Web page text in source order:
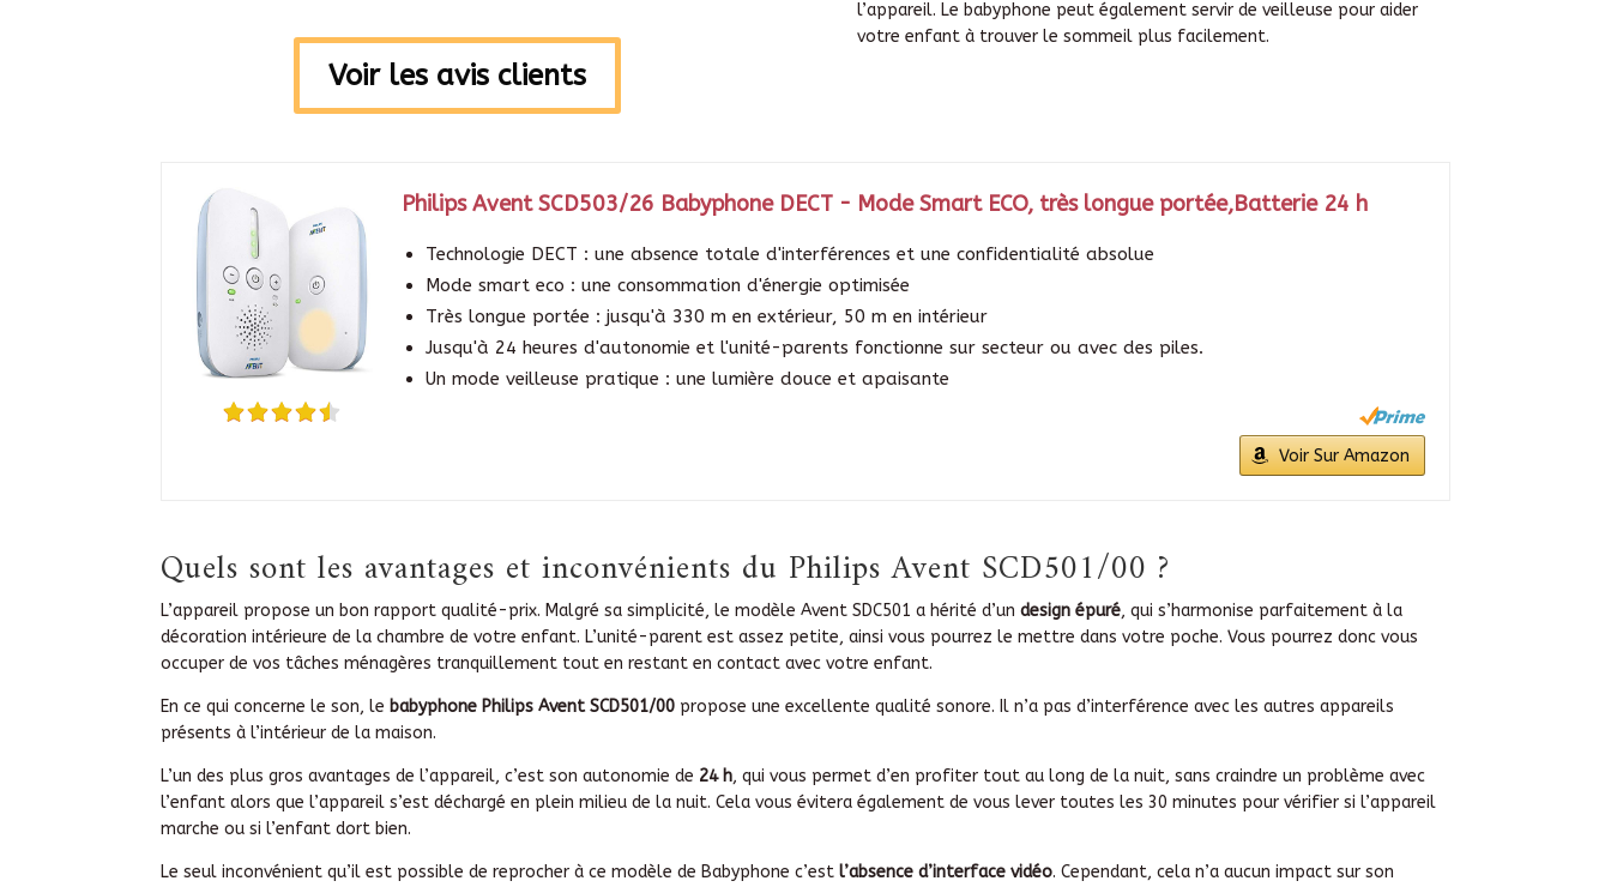
Voir les avis clients
l’appareil. Le babyphone peut également servir de veilleuse pour aider
votre enfant à trouver le sommeil plus facilement.
Philips Avent SCD503/26 Babyphone DECT - Mode Smart ECO, très longue portée,Batterie 24 h
Technologie DECT : une absence totale d'interférences et une confidentialité absolue
Mode smart eco : une consommation d'énergie optimisée
Très longue portée : jusqu'à 330 m en extérieur, 50 m en intérieur
Jusqu'à 24 heures d'autonomie et l'unité-parents fonctionne sur secteur ou avec des piles.
Un mode veilleuse pratique : une lumière douce et apaisante
Voir Sur Amazon
Quels sont les avantages et inconvénients du Philips Avent SCD501/00 ?
L’appareil propose un bon rapport qualité-prix. Malgré sa simplicité, le modèle Avent SDC501 a hérité d’undesign épuré, qui s’harmonise parfaitement à la
décoration intérieure de la chambre de votre enfant. L’unité-parent est assez petite, ainsi vous pourrez le mettre dans votre poche. Vous pourrez donc vous
occuper de vos tâches ménagères tranquillement tout en restant en contact avec votre enfant.
En ce qui concerne le son, le babyphone Philips Avent SCD501/00 propose une excellente qualité sonore. Il n’a pas d’interférence avec les autres appareils
présents à l’intérieur de la maison.
L’un des plus gros avantages de l’appareil, c’est son autonomie de 24 h, qui vous permet d’en profiter tout au long de la nuit, sans craindre un problème avec
l’enfant alors que l’appareil s’est déchargé en plein milieu de la nuit. Cela vous évitera également de vous lever toutes les 30 minutes pour vérifier si l’appareil
marche ou si l’enfant dort bien.
Le seul inconvénient qu’il est possible de reprocher à ce modèle de Babyphone c’estl’absence d’interface vidéo. Cependant, cela n’a aucun impact sur son